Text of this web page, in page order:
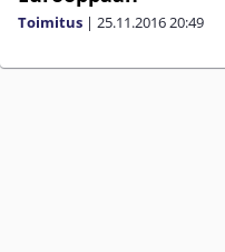
Toimitus | 25.11.201620:49